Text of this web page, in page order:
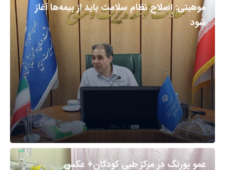
موهبتی: اصلاح نظام سلامت باید از بیمه‌ها آغاز
شود
عمو پورنگ در مرکز طبی کودکان+ عکس